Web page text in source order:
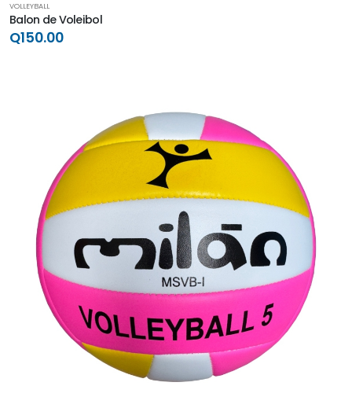
VOLLEYBALL
Balon de Voleibol
Q150.00